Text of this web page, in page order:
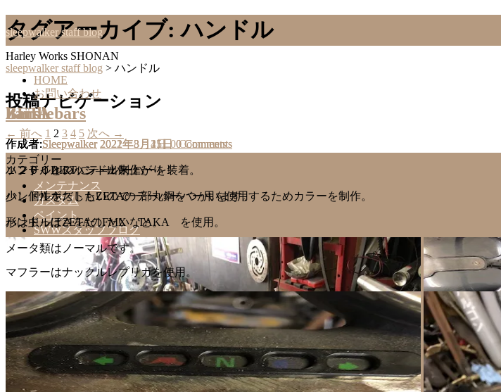
sleepwalker staff blog
Harley Works SHONAN
HOME
お問い合わせ
タグアーカイブ:ハンドル
sleepwalker staff blog > ハンドル
Bars
作成者:Sleepwalker 2022年3月21日 0 Comments
ハンドルとシッシ―出来上がり！
handlebars
作成者:Sleepwalker 2022年3月4日 0 Comments
ソフテイルのハンドル制作。
少し個性をだしたいので一部丸鋼をつかいます。
形は虫っぽさをだしたいなと。
マフラーはナックルレプリカを使用。
1/3程短くしました。
ZETA
作成者:Sleepwalker 2021年8月15日 0 Comments
１２００DIRTにテーパーバーを装着。
ハンドルポストもZETAのテーパーバー用を使用するためカラーを制作。
ハンドルはZETAのFMX TAKA を使用。
メータ類はノーマルです。
投稿ナビゲーション
← 前へ 1 2 3 4 5 次へ →
カテゴリー
メンテナンス
カスタム
ペイント
SWWスタッフブログ
取材・雑誌掲載
for SALE!!
にほんブログ村
最近のコメント